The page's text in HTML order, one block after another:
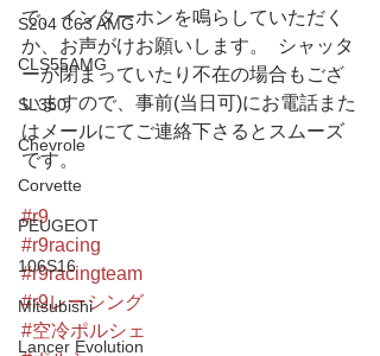
S204 C63 AMG
CLS55AMG
SL350
Chevrole
Corvette
PEUGEOT
106S16
Mitsubishi
Lancer Evolution
で、インターホンを鳴らしていただく
か、お声がけお願いします。  シャッタ
ーが閉まっていたり不在の場合もござ
いますので、事前(当日可)にお電話また
はメールにてご連絡下さるとスムーズ
です。
#r9
#r9racing
#r9racingteam
#r9レーシング
#空冷ポルシェ